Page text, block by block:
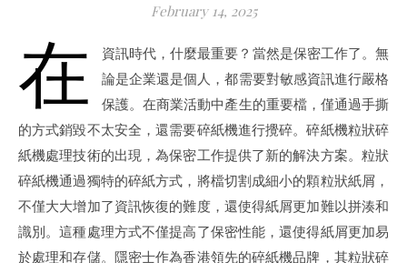
February 14, 2025
在
資訊時代，什麼最重要？當然是保密工作了。無
論是企業還是個人，都需要對敏感資訊進行嚴格
保護。在商業活動中產生的重要檔，僅通過手撕
的方式銷毀不太安全，還需要碎紙機進行攪碎。碎紙機粒狀碎
紙機處理技術的出現，為保密工作提供了新的解決方案。粒狀
碎紙機通過獨特的碎紙方式，將檔切割成細小的顆粒狀紙屑，
不僅大大增加了資訊恢復的難度，還使得紙屑更加難以拼湊和
識別。這種處理方式不僅提高了保密性能，還使得紙屑更加易
於處理和存儲。隱密士作為香港領先的碎紙機品牌，其粒狀碎